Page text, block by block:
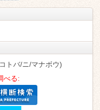
トバ/ニ/マナボウ)
べる: